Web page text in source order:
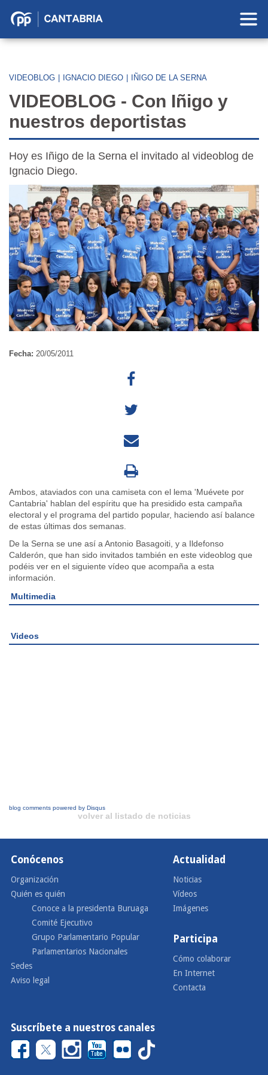
Partido
Cantabria
VIDEOBLOG IGNACIO DIEGO IÑIGO DE LA SERNA
VIDEOBLOG - Con Iñigo y
nuestros deportistas
Hoy es Iñigo de la Serna el invitado al videoblog de
Ignacio Diego.
Fecha: 20/05/2011
Ambos, ataviados con una camiseta con el lema 'Muévete por
Cantabria' hablan del espíritu que ha presidido esta campaña
electoral y el programa del partido popular, haciendo así balance
de estas últimas dos semanas.
De la Serna se une así a Antonio Basagoiti, y a Ildefonso
Calderón, que han sido invitados también en este videoblog que
podéis ver en el siguiente vídeo que acompaña a esta
información.
Multimedia
Videos
blog comments powered by Disqus
volver al listado de noticias
Conócenos
Organización
Quién es quién
Conoce a la presidenta Buruaga
Comité Ejecutivo
Grupo Parlamentario Popular
Parlamentarios Nacionales
Sedes
Aviso legal
Actualidad
Noticias
Vídeos
Imágenes
Participa
Cómo colaborar
En Internet
Contacta
Suscríbete a nuestros canales